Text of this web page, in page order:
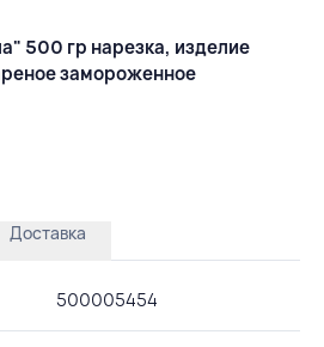
500 гр нарезка, изделие
замороженное
Доставка
500005454